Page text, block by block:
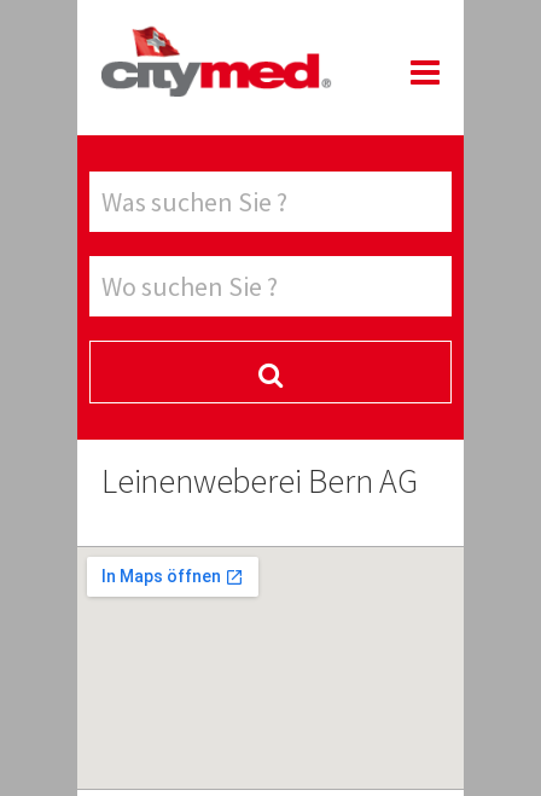
Leinenweberei Bern AG